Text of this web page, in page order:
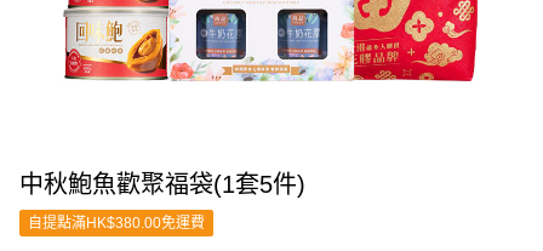
中秋鮑魚歡聚福袋(1套5件)
自提點滿HK$380.00免運費